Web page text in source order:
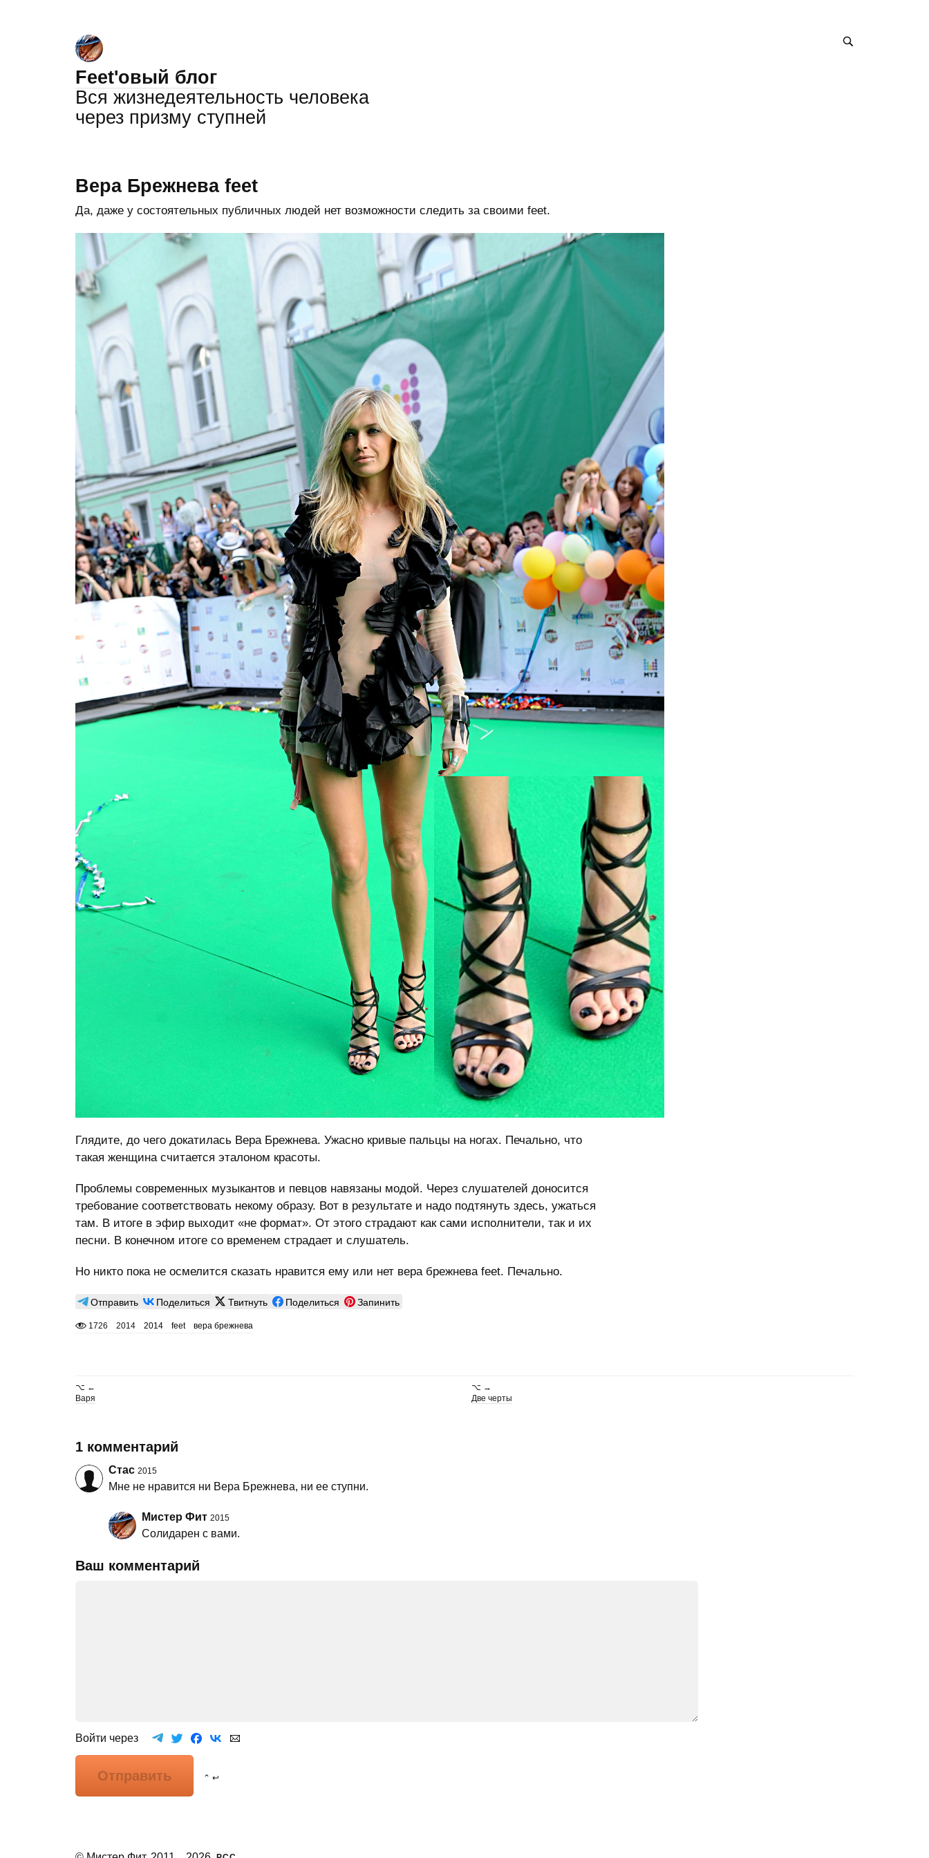
Feet'овый блог
Вся жизнедеятельность человека
через призму ступней
Вера Брежнева feet
Да, даже у состоятельных публичных людей нет возможности следить за своими feet.
Глядите, до чего докатилась Вера Брежнева. Ужасно кривые пальцы на ногах. Печально, что
такая женщина считается эталоном красоты.
Проблемы современных музыкантов и певцов навязаны модой. Через слушателей доносится
требование соответствовать некому образу. Вот в результате и надо подтянуть здесь, ужаться
там. В итоге в эфир выходит «не формат». От этого страдают как сами исполнители, так и их
песни. В конечном итоге со временем страдает и слушатель.
Но никто пока не осмелится сказать нравится ему или нет вера брежнева feet. Печально.
Отправить Поделиться Твитнуть Поделиться Запинить
1726 2014 2014 feet вера брежнева
⌥ ←
Варя
⌥ →
Две черты
1 комментарий
Стас 2015
Мне не нравится ни Вера Брежнева, ни ее ступни.
Мистер Фит 2015
Солидарен с вами.
Ваш комментарий
Войти через
Отправить ⌃ ↩